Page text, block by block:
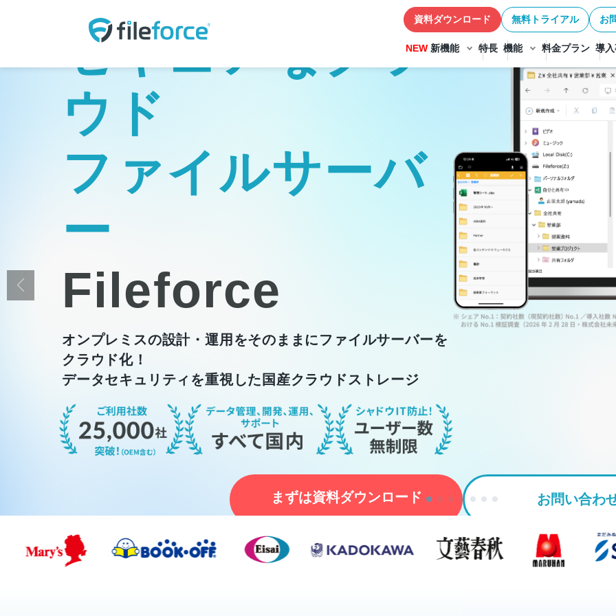
資料ダウンロード 無料トライアル お
NEW 新機能 特長 機能 料金プラン 導
セキュアなクラ
ウド
ファイルサーバ
ー
Fileforce
オンプレミスの設計・運用をそのままにファイルサーバーを
クラウド化！
データセキュリティを重視した国産クラウドストレージ
まずは資料ダウンロード お問い合わ